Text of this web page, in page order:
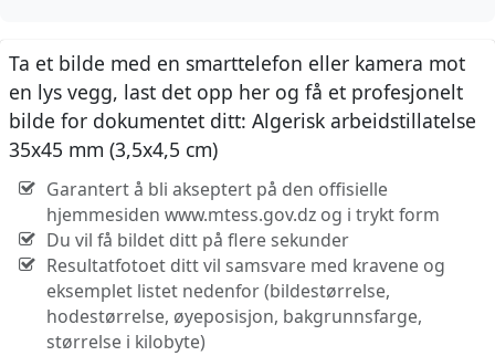
Ta et bilde med en smarttelefon eller kamera mot
en lys vegg, last det opp her og få et profesjonelt
bilde for dokumentet ditt: Algerisk arbeidstillatelse
35x45 mm (3,5x4,5 cm)
Garantert å bli akseptert på den offisielle
hjemmesiden www.mtess.gov.dz og i trykt form
Du vil få bildet ditt på flere sekunder
Resultatfotoet ditt vil samsvare med kravene og
eksemplet listet nedenfor (bildestørrelse,
hodestørrelse, øyeposisjon, bakgrunnsfarge,
størrelse i kilobyte)